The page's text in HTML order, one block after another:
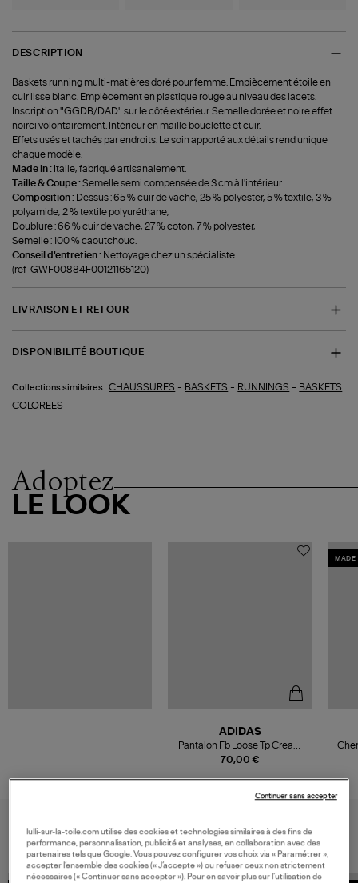
DESCRIPTION
Baskets running multi-matières doré pour femme. Empiècement étoile en
cuir lisse blanc. Empiècement en plastique rouge au niveau des lacets.
Inscription "GGDB/DAD" sur le côté extérieur. Semelle dorée et noire effet
noirci volontairement. Intérieur en maille bouclette et cuir.
Effets usés et tachés par endroits. Le soin apporté aux détails rend unique
chaque modèle.
Made in : Italie, fabriqué artisanalement.
Taille & Coupe :Semelle semi compensée de 3 cm à l'intérieur.
Composition : Dessus : 65 % cuir de vache, 25 % polyester, 5 % textile, 3 %
polyamide, 2 % textile polyuréthane,
Doublure : 66 % cuir de vache, 27 % coton, 7 % polyester,
Semelle : 100 % caoutchouc.
Conseil d'entretien : Nettoyage chez un spécialiste.
(ref-GWF00884F00121165120)
LIVRAISON ET RETOUR
DISPONIBILITÉ BOUTIQUE
Collections similaires : CHAUSSURES - BASKETS - RUNNINGS - BASKETS
COLOREES
Adoptez
LE LOOK
70,00 €
ADIDAS
Pantalon Fb Loose Tp Cream
White/Better Scarlet
MADE
VOUS AIMEREZ AUSSI
lulli-sur-la-toile.com utilise des cookies et technologies similaires à des fins de
performance, personnalisation, publicité et analyses, en collaboration avec des
partenaires tels que Google. Vous pouvez configurer vos choix via « Paramétrer »,
accepter l’ensemble des cookies (« J’accepte ») ou refuser ceux non strictement
nécessaires (« Continuer sans accepter »). Pour en savoir plus sur l’utilisation de
Continuer sans accepter